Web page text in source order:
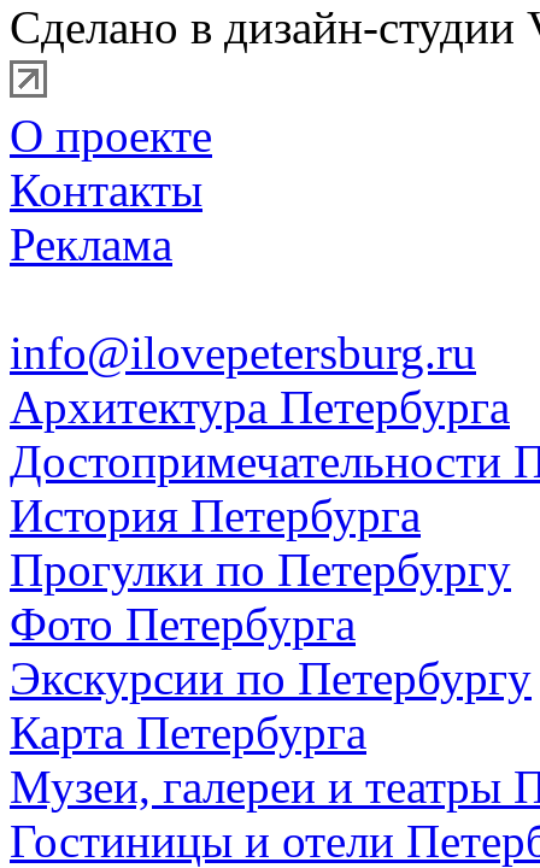
Сделано в дизайн-студии
О проекте
Контакты
Реклама
info@ilovepetersburg.ru
Архитектура Петербурга
Достопримечательности
История Петербурга
Прогулки по Петербургу
Фото Петербурга
Экскурсии по Петербургу
Карта Петербурга
Музеи, галереи и театры
Гостиницы и отели